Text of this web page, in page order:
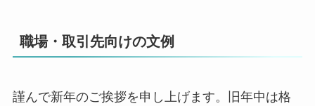
職場・取引先向けの文例
謹んで新年のご挨拶を申し上げます。旧年中は格